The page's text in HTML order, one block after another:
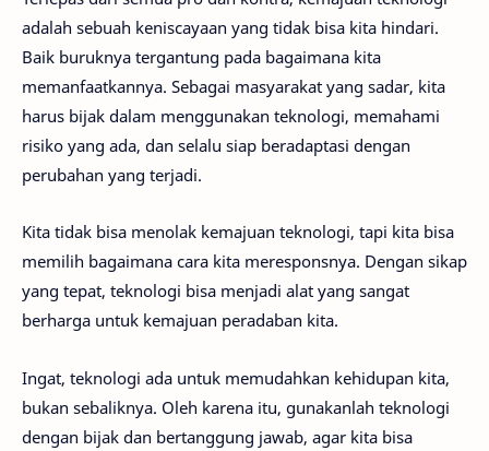
adalah sebuah keniscayaan yang tidak bisa kita hindari.
Baik buruknya tergantung pada bagaimana kita
memanfaatkannya. Sebagai masyarakat yang sadar, kita
harus bijak dalam menggunakan teknologi, memahami
risiko yang ada, dan selalu siap beradaptasi dengan
perubahan yang terjadi.
Kita tidak bisa menolak kemajuan teknologi, tapi kita bisa
memilih bagaimana cara kita meresponsnya. Dengan sikap
yang tepat, teknologi bisa menjadi alat yang sangat
berharga untuk kemajuan peradaban kita.
Ingat, teknologi ada untuk memudahkan kehidupan kita,
bukan sebaliknya. Oleh karena itu, gunakanlah teknologi
dengan bijak dan bertanggung jawab, agar kita bisa